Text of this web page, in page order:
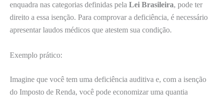
enquadra nas categorias definidas pela Lei Brasileira, pode ter
direito a essa isenção. Para comprovar a deficiência, é necessário
apresentar laudos médicos que atestem sua condição.
Exemplo prático:
Imagine que você tem uma deficiência auditiva e, com a isenção
do Imposto de Renda, você pode economizar uma quantia